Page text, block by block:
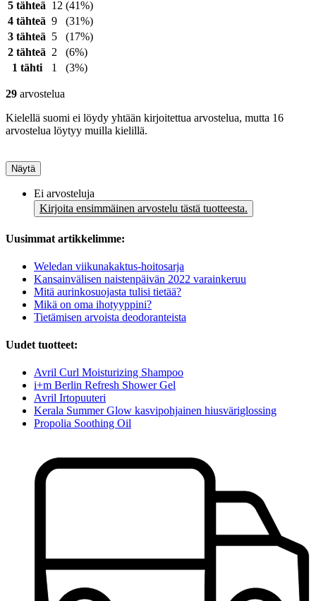
5 tähteä 12 (41%)
4 tähteä 9
(31%)
3 tähteä 5
(17%)
2 tähteä 2
(6%)
1 tähti
1 (3%)
29 arvostelua
Kielellä suomi ei löydy yhtään kirjoitettua arvostelua, mutta 16
arvostelua löytyy muilla kielillä.
Näytä
Ei arvosteluja
Kirjoita ensimmäinen arvostelu tästä tuotteesta.
Uusimmat artikkelimme:
Weledan viikunakaktus-hoitosarja
Kansainvälisen naistenpäivän 2022 varainkeruu
Mitä aurinkosuojasta tulisi tietää?
Mikä on oma ihotyyppini?
Tietämisen arvoista deodoranteista
Uudet tuotteet:
Avril Curl Moisturizing Shampoo
i+m Berlin Refresh Shower Gel
Avril Irtopuuteri
Kerala Summer Glow kasvipohjainen hiusväriglossing
Propolia Soothing Oil